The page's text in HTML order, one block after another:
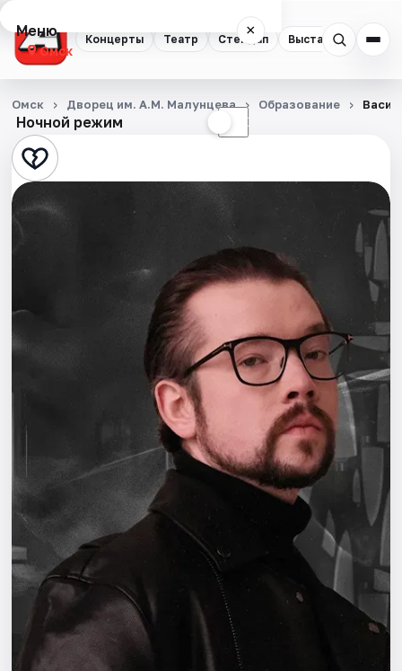
Концерты Театр Стендап Выставки
Меню ×
Омск
Концерты
Театр
Стендап
Выставки
Площадки
Артисты
Рейтинги
Ночной режим ☾
Омск Дворец им. А.М. Малунцева Образование